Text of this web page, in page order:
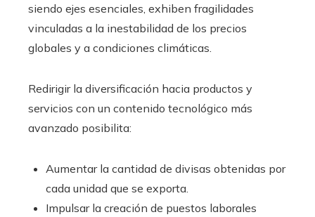
siendo ejes esenciales, exhiben fragilidades
vinculadas a la inestabilidad de los precios
globales y a condiciones climáticas.
Redirigir la diversificación hacia productos y
servicios con un contenido tecnológico más
avanzado posibilita:
Aumentar la cantidad de divisas obtenidas por
cada unidad que se exporta.
Impulsar la creación de puestos laborales